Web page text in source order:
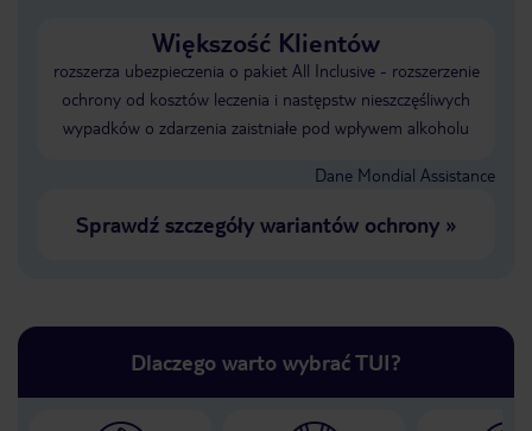
Większość Klientów
rozszerza ubezpieczenia o pakiet All Inclusive - rozszerzenie
ochrony od kosztów leczenia i następstw nieszczęśliwych
wypadków o zdarzenia zaistniałe pod wpływem alkoholu
Dane Mondial Assistance
Sprawdź szczegóły wariantów ochrony»
Dlaczego warto wybrać TUI?